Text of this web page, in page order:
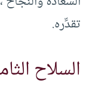
تقدِّره.
السلاح